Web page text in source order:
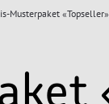
Musterpaket «Topseller»